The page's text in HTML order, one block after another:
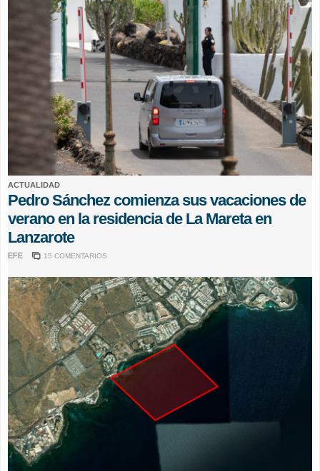
ACTUALIDAD
Pedro Sánchez comienza sus vacaciones de
verano en la residencia de La Mareta en
Lanzarote
EFE 15 COMENTARIOS